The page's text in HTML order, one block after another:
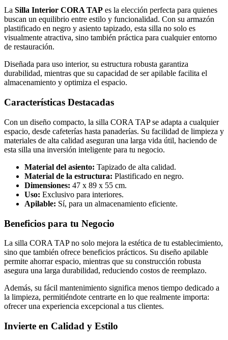
La Silla Interior CORA TAP es la elección perfecta para quienes
buscan un equilibrio entre estilo y funcionalidad. Con su armazón
plastificado en negro y asiento tapizado, esta silla no solo es
visualmente atractiva, sino también práctica para cualquier entorno
de restauración.
Diseñada para uso interior, su estructura robusta garantiza
durabilidad, mientras que su capacidad de ser apilable facilita el
almacenamiento y optimiza el espacio.
Características Destacadas
Con un diseño compacto, la silla CORA TAP se adapta a cualquier
espacio, desde cafeterías hasta panaderías. Su facilidad de limpieza y
materiales de alta calidad aseguran una larga vida útil, haciendo de
esta silla una inversión inteligente para tu negocio.
Material del asiento: Tapizado de alta calidad.
Material de la estructura: Plastificado en negro.
Dimensiones: 47 x 89 x 55 cm.
Uso: Exclusivo para interiores.
Apilable: Sí, para un almacenamiento eficiente.
Beneficios para tu Negocio
La silla CORA TAP no solo mejora la estética de tu establecimiento,
sino que también ofrece beneficios prácticos. Su diseño apilable
permite ahorrar espacio, mientras que su construcción robusta
asegura una larga durabilidad, reduciendo costos de reemplazo.
Además, su fácil mantenimiento significa menos tiempo dedicado a
la limpieza, permitiéndote centrarte en lo que realmente importa:
ofrecer una experiencia excepcional a tus clientes.
Invierte en Calidad y Estilo